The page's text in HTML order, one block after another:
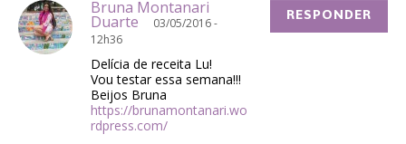
Bruna Montanari
Duarte
03/05/2016 -
12h36
Delícia de receita Lu!
Vou testar essa semana!!!
Beijos Bruna
https://brunamontanari.wo
rdpress.com/
RESPONDER